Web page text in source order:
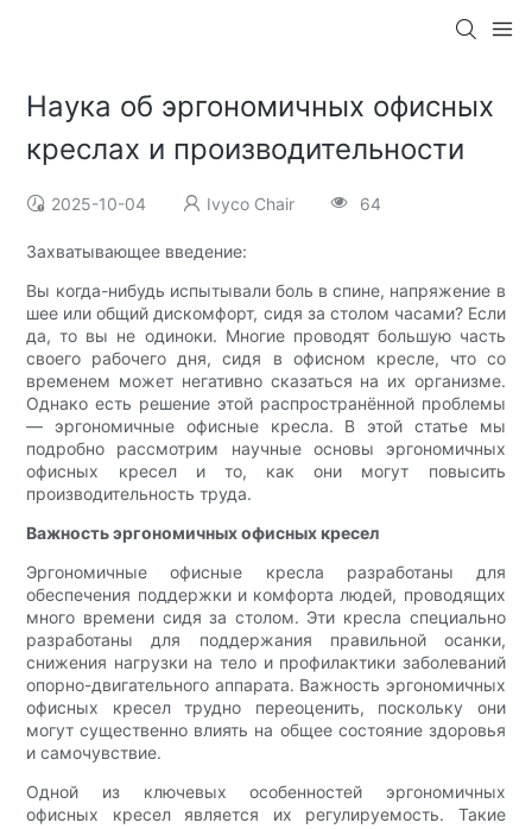
Наука об эргономичных офисных
креслах и производительности
2025-10-04 Ivyco Chair 64
Захватывающее введение:
Вы когда-нибудь испытывали боль в спине, напряжение в
шее или общий дискомфорт, сидя за столом часами? Если
да, то вы не одиноки. Многие проводят большую часть
своего рабочего дня, сидя в офисном кресле, что со
временем может негативно сказаться на их организме.
Однако есть решение этой распространённой проблемы
— эргономичные офисные кресла. В этой статье мы
подробно рассмотрим научные основы эргономичных
офисных кресел и то, как они могут повысить
производительность труда.
Важность эргономичных офисных кресел
Эргономичные офисные кресла разработаны для
обеспечения поддержки и комфорта людей, проводящих
много времени сидя за столом. Эти кресла специально
разработаны для поддержания правильной осанки,
снижения нагрузки на тело и профилактики заболеваний
опорно-двигательного аппарата. Важность эргономичных
офисных кресел трудно переоценить, поскольку они
могут существенно влиять на общее состояние здоровья
и самочувствие.
Одной из ключевых особенностей эргономичных
офисных кресел является их регулируемость. Такие